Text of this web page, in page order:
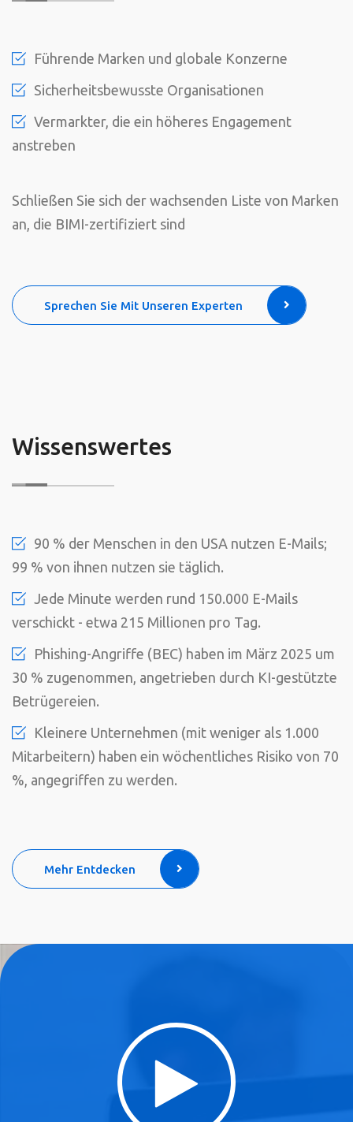
Führende Marken und globale Konzerne
Sicherheitsbewusste Organisationen
Vermarkter, die ein höheres Engagement
anstreben
Schließen Sie sich der wachsenden Liste von Marken
an, die BIMI-zertifiziert sind
Sprechen Sie Mit Unseren Experten
Wissenswertes
90 % der Menschen in den USA nutzen E-Mails;
99 % von ihnen nutzen sie täglich.
Jede Minute werden rund 150.000 E-Mails
verschickt - etwa 215 Millionen pro Tag.
Phishing-Angriffe (BEC) haben im März 2025 um
30 % zugenommen, angetrieben durch KI-gestützte
Betrügereien.
Kleinere Unternehmen (mit weniger als 1.000
Mitarbeitern) haben ein wöchentliches Risiko von 70
%, angegriffen zu werden.
Mehr Entdecken